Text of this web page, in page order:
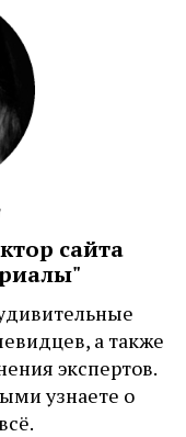
сайта
а также
экспертов.
узнаете о